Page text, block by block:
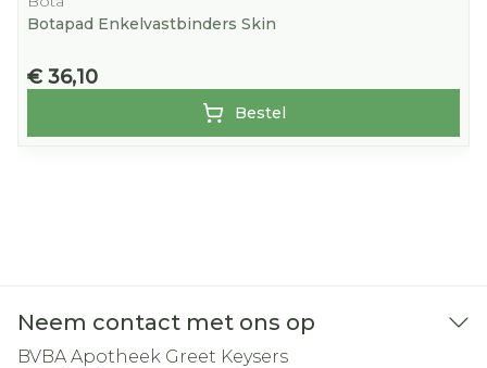
Botapad Enkelvastbinders Skin
€ 36,10
Bestel
Neem contact met ons op
BVBA Apotheek Greet Keysers